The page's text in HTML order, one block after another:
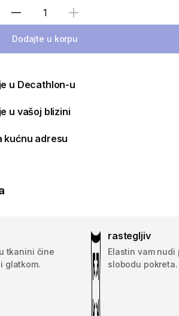
Izaberi količinu
Dodajte u korpu
u Decathlon-u
u vašoj blizini
kućnu adresu
tkanini čine
glatkom.
rastegljiv
Elastin vam nudi
slobodu pokreta.